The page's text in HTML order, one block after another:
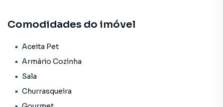
e barracões para venda ou locação, além de
planta em Conjunto José Abrão e em outras regiões de
Campo Grande. Aqui você encontra milhares de ofertas
de vida.
Negocie seu imóvel de forma totalmente online, com
Comodidades do imóvel
Aceita Pet
Armário Cozinha
Sala
Churrasqueira